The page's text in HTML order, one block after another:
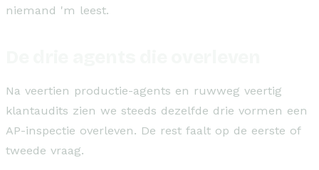
niemand 'm leest.
Na veertien productie-agents en ruwweg veertig
klantaudits zien we steeds dezelfde drie vormen een
AP-inspectie overleven. De rest faalt op de eerste of
tweede vraag.